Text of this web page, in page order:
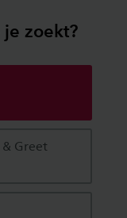
zoekt?
Greet